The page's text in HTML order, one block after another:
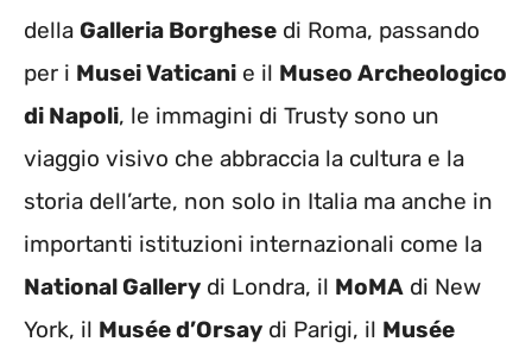
della Galleria Borghese di Roma, passando
per i Musei Vaticani e il Museo Archeologico
di Napoli, le immagini di Trusty sono un
viaggio visivo che abbraccia la cultura e la
storia dell’arte, non solo in Italia ma anche in
importanti istituzioni internazionali come la
National Gallery di Londra, il MoMA di New
York, il Musée d’Orsay di Parigi, il Musée